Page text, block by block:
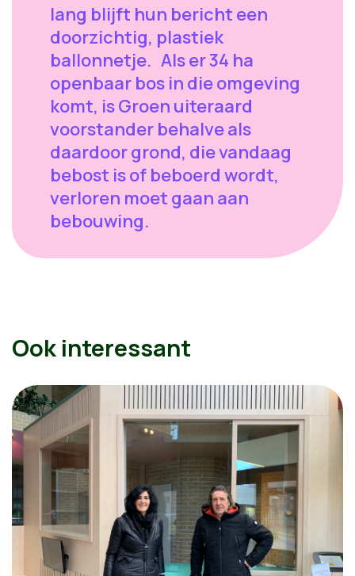
lang blijft hun bericht een
doorzichtig, plastiek
ballonnetje. Als er 34 ha
openbaar bos in die omgeving
komt, is Groen uiteraard
voorstander behalve als
daardoor grond, die vandaag
bebost is of beboerd wordt,
verloren moet gaan aan
bebouwing.
Ook interessant